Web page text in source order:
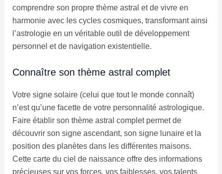
comprendre son propre thème astral et de vivre en
harmonie avec les cycles cosmiques, transformant ainsi
l’astrologie en un véritable outil de développement
personnel et de navigation existentielle.
Connaître son thème astral complet
Votre signe solaire (celui que tout le monde connaît)
n’est qu’une facette de votre personnalité astrologique.
Faire établir son thème astral complet permet de
découvrir son signe ascendant, son signe lunaire et la
position des planètes dans les différentes maisons.
Cette carte du ciel de naissance offre des informations
précieuses sur vos forces, vos faiblesses, vos talents